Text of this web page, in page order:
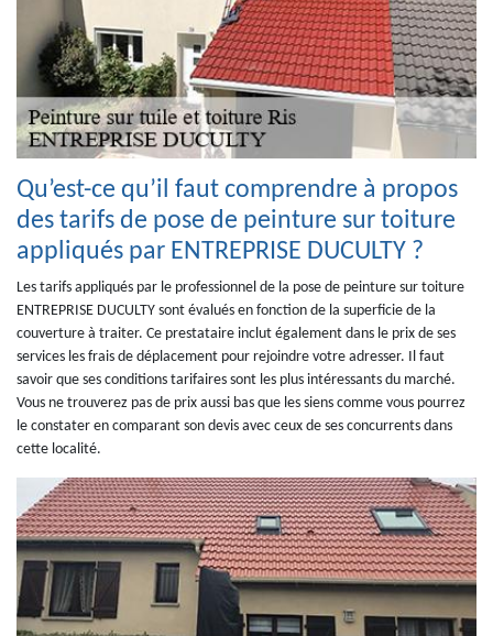
Qu’est-ce qu’il faut comprendre à propos
des tarifs de pose de peinture sur toiture
appliqués par ENTREPRISE DUCULTY ?
Les tarifs appliqués par le professionnel de la pose de peinture sur toiture
ENTREPRISE DUCULTY sont évalués en fonction de la superficie de la
couverture à traiter. Ce prestataire inclut également dans le prix de ses
services les frais de déplacement pour rejoindre votre adresser. Il faut
savoir que ses conditions tarifaires sont les plus intéressants du marché.
Vous ne trouverez pas de prix aussi bas que les siens comme vous pourrez
le constater en comparant son devis avec ceux de ses concurrents dans
cette localité.